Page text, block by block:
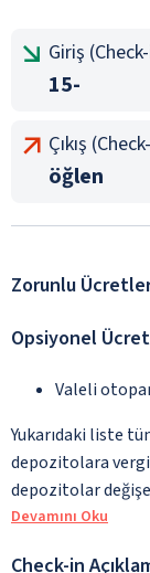
Giriş
15-
Çıkış
öğlen
Zorunlu
Opsiyonel
Valeli
Yukarıdaki liste
depozitolara
depozitolar
Devamını Oku
Check-in